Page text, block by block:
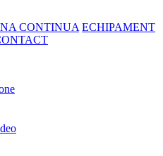
CONTINUA ECHIPAMENT